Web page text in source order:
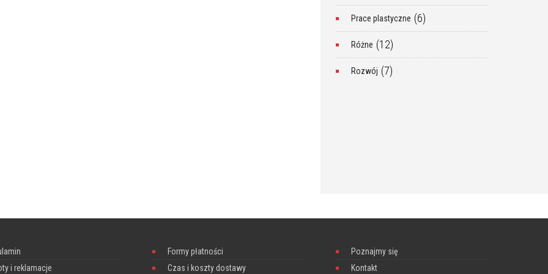
Prace plastyczne (6)
Różne (12)
Rozwój (7)
i reklamacje
Formy płatności
Czas i koszty dostawy
Poznajmy się
Kontakt